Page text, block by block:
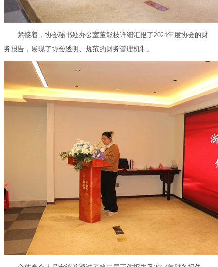
紧接着，协会秘书处办公室董能枝详细汇报了2024年度协会的财
务报告，展现了协会透明、规范的财务管理机制。